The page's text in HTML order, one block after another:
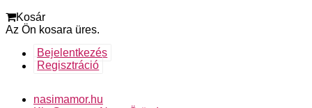
Kosár
Az Ön kosara üres.
Bejelentkezés
Regisztráció
nasimamor.hu